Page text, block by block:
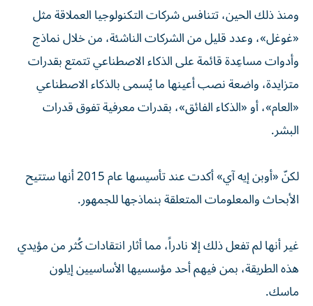
ومنذ ذلك الحين، تتنافس شركات التكنولوجيا العملاقة مثل
«غوغل»، وعدد قليل من الشركات الناشئة، من خلال نماذج
وأدوات مساعِدة قائمة على الذكاء الاصطناعي تتمتع بقدرات
متزايدة، واضعة نصب أعينها ما يُسمى بالذكاء الاصطناعي
«العام»، أو «الذكاء الفائق»، بقدرات معرفية تفوق قدرات
البشر.
لكنّ «أوبن إيه آي» أكدت عند تأسيسها عام 2015 أنها ستتيح
الأبحاث والمعلومات المتعلقة بنماذجها للجمهور.
غير أنها لم تفعل ذلك إلا نادراً، مما أثار انتقادات كُثر من مؤيدي
هذه الطريقة، بمن فيهم أحد مؤسسيها الأساسيين إيلون
ماسك.